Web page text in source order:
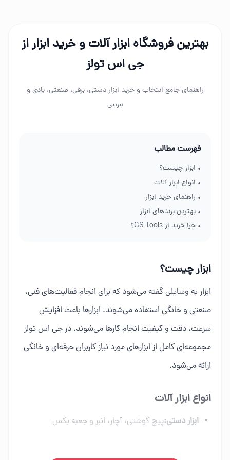
بهترین فروشگاه ابزار آلات و خرید ابزار از
جی اس تولز
راهنمای جامع انتخاب و خرید ابزار دستی، برقی، صنعتی، بادی و
بنزینی
فهرست مطالب
• ابزار چیست؟
• انواع ابزار آلات
• راهنمای خرید ابزار
• بهترین برندهای ابزار
• چرا خرید از GS Tools؟
ابزار چیست؟
ابزار به وسایلی گفته می‌شود که برای انجام فعالیت‌های فنی،
صنعتی و خانگی استفاده می‌شوند. ابزارها باعث افزایش
سرعت، دقت و کیفیت انجام کارها می‌شوند. در جی اس تولز
مجموعه‌ای کامل از ابزارهای مورد نیاز کاربران حرفه‌ای و خانگی
ارائه می‌شود.
انواع ابزار آلات
ابزار دستی:پیچ گوشتی، آچار، انبر و جعبه بکس